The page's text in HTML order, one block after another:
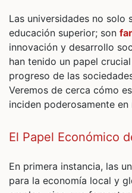
Las universidades no solo
educación superior; son
innovación y desarrollo
han tenido un papel
progreso de las
Veremos de cerca cómo
inciden poderosamente en
El Papel Económico
En primera instancia, las
para la economía local y